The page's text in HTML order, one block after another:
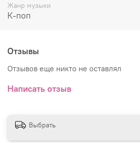
Жанр музыки
К-поп
Отзывы
Отзывов еще никто не оставлял
Написать отзыв
Выбрать